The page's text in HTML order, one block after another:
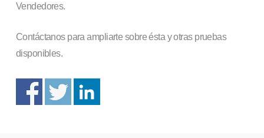
Vendedores.
Contáctanos para ampliarte sobre ésta y otras pruebas
disponibles.